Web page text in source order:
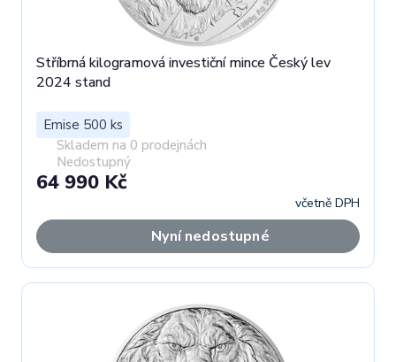
Stříbrná kilogramová investiční mince Český lev
2024 stand
Emise 500 ks
Skladem na 0 prodejnách
Nedostupný
64 990 Kč
včetně DPH
Nyní nedostupné